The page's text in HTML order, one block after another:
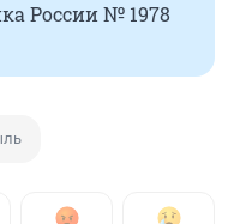
России № 1978